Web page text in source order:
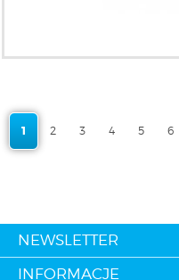
1 2 3 4 5 6
NEWSLETTER
INFORMACJE